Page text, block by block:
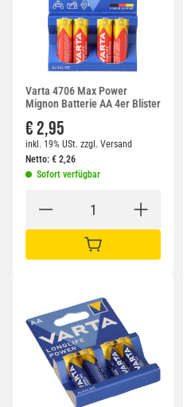
Varta 4706 Max Power
Mignon Batterie AA 4er Blister
€ 2,95
inkl. 19% USt. zzgl. Versand
Netto: € 2,26
Sofort verfügbar
IN DEN WARENKORB